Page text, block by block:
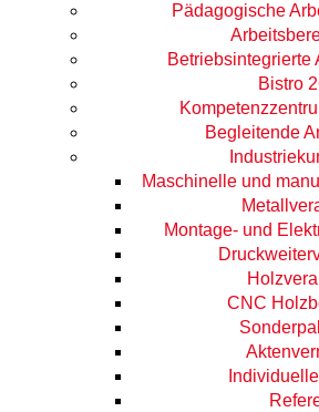
Pädagogische
Betriebsintegrierte
Bistro
Begleitende
Maschinelle und
Montage- und
CNC